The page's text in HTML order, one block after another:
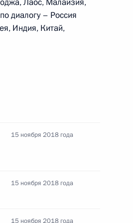
диалогу – Россия
Индия, Китай,
15 ноября 2018 года
15 ноября 2018 года
15 ноября 2018 года